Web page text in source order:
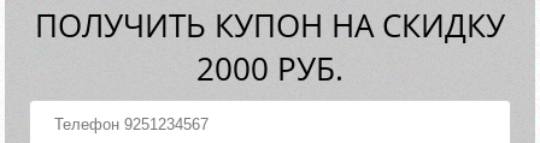
ПОЛУЧИТЬ КУПОН НА СКИДКУ
2000 РУБ.